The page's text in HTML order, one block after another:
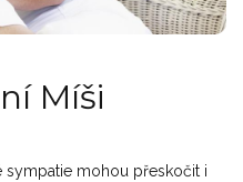
Míši
sympatie mohou přeskočit i